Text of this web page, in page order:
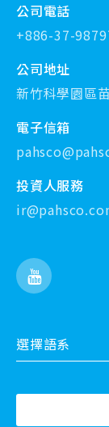
公司電話
+886-37-
公司地址
新竹科學園區
電子信箱
投資人服務
選擇語系